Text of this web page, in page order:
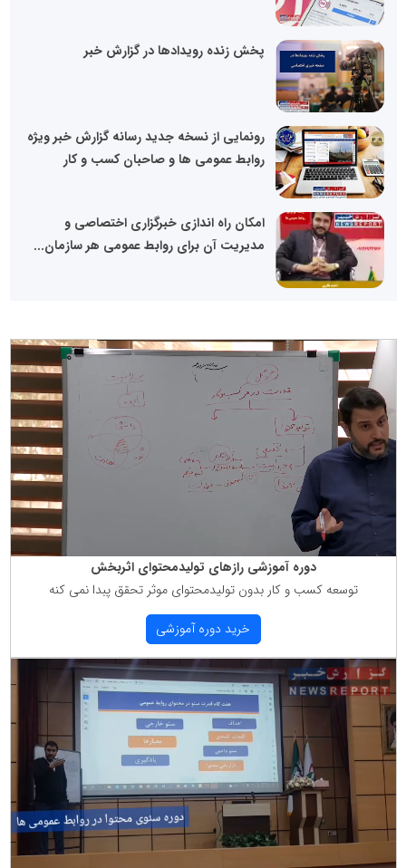
پخش زنده رویدادها در گزارش خبر
رونمایی از نسخه جدید رسانه گزارش خبر ویژه
روابط عمومی ها و صاحبان کسب و کار
امکان راه اندازی خبرگزاری اختصاصی و
مدیریت آن برای روابط عمومی هر سازمان...
دوره آموزشی رازهای تولیدمحتوای اثربخش
توسعه كسب و كار بدون تولیدمحتوای موثر تحقق پبدا نمی كنه
خرید دوره آموزشی